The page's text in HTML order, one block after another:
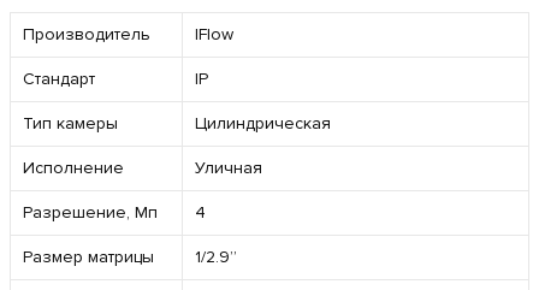
Производитель IFlow
Стандарт IP
Тип камеры Цилиндрическая
Исполнение Уличная
Разрешение, Мп 4
Размер матрицы 1/2.9”